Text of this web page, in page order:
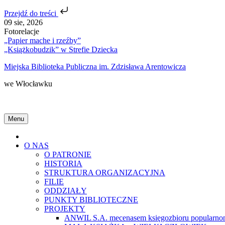
Przejdź do treści
Skip
to
content
09 sie, 2026
Fotorelacje
„Papier mache i rzeźby”
„Książkobudzik” w Strefie Dziecka
Miejska Biblioteka Publiczna im. Zdzisława Arentowicza
we Włocławku
Menu
O NAS
O PATRONIE
HISTORIA
STRUKTURA ORGANIZACYJNA
FILIE
ODDZIAŁY
PUNKTY BIBLIOTECZNE
PROJEKTY
ANWIL S.A. mecenasem księgozbioru